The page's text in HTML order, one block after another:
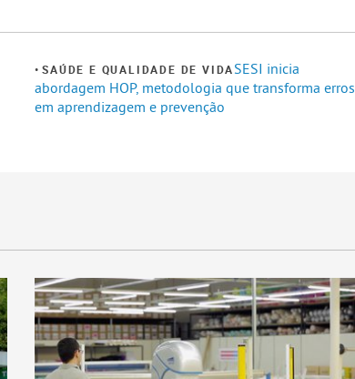
SAÚDE E QUALIDADE DE VIDASESI inicia
abordagem HOP, metodologia que transforma erros
em aprendizagem e prevenção